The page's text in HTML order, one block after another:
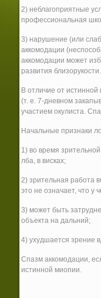
2) неблагоприятные
профессиональная
3) нарушение (или
аккомодации
аккомодации может
развития близорукости.
В отличие от
(т. е. 7-дневном
участием окулиста.
Начальные признаки
1) во время
лба, в висках;
2) зрительная работа
это не означает, что у
3) может быть
объекта на дальний;
4) ухудшается зрение
Спазм аккомодации,
истинной миопии.